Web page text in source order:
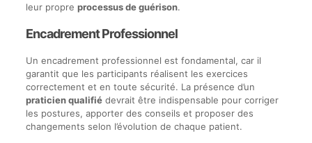
leur propre processus de guérison.
Encadrement Professionnel
Un encadrement professionnel est fondamental, car il
garantit que les participants réalisent les exercices
correctement et en toute sécurité. La présence d’un
praticien qualifiédevrait être indispensable pour corriger
les postures, apporter des conseils et proposer des
changements selon l’évolution de chaque patient.